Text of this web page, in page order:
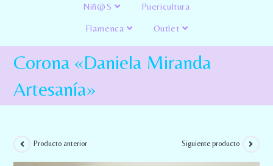
Niñ@s Puericultura
Flamenca Outlet
Corona «Daniela Miranda
Artesanía»
Producto anterior Siguiente producto